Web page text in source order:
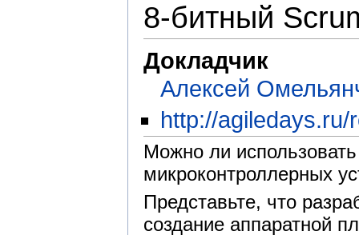
8-битный
Докладчик
Алексей
http://
Можно ли
микроконтроллерных
Представьте, что
создание аппаратной